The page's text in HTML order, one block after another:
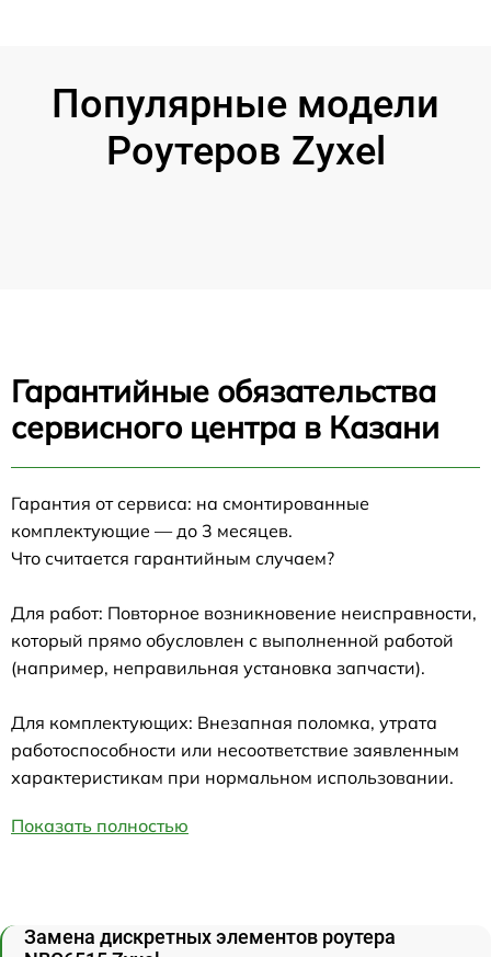
Популярные модели
Роутеров Zyxel
Гарантийные обязательства
сервисного центра в Казани
Гарантия от сервиса: на смонтированные
комплектующие — до 3 месяцев.
Что считается гарантийным случаем?
Для работ: Повторное возникновение неисправности,
который прямо обусловлен с выполненной работой
(например, неправильная установка запчасти).
Для комплектующих: Внезапная поломка, утрата
работоспособности или несоответствие заявленным
характеристикам при нормальном использовании.
Показать полностью
Замена дискретных элементов роутера